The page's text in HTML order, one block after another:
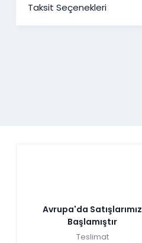
Taksit Seçenekleri
Avrupa'da Satışlarımız
Başlamıştır
Teslimat